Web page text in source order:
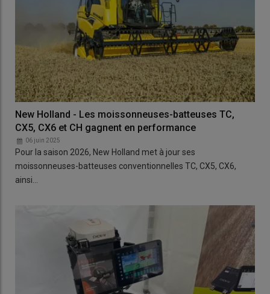
New Holland - Les moissonneuses-batteuses TC,
CX5, CX6 et CH gagnent en performance
06 juin 2025
Pour la saison 2026, New Holland met à jour ses
moissonneuses-batteuses conventionnelles TC, CX5, CX6,
ainsi…